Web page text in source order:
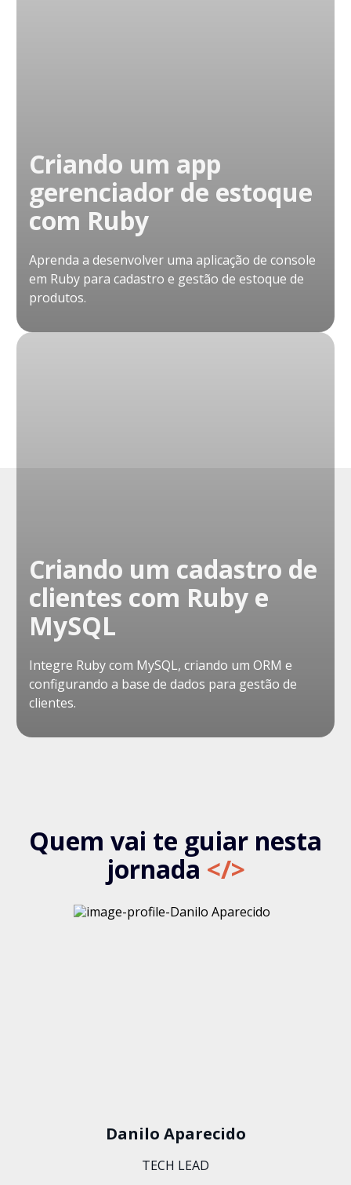
Criando um app
gerenciador de estoque
com Ruby
Aprenda a desenvolver uma aplicação de console
em Ruby para cadastro e gestão de estoque de
produtos.
Criando um cadastro de
clientes com Ruby e
MySQL
Integre Ruby com MySQL, criando um ORM e
configurando a base de dados para gestão de
clientes.
Quem vai te guiar nesta
jornada </>
Danilo Aparecido
TECH LEAD